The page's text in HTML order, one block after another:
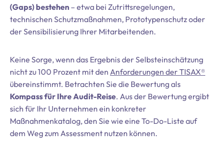
(Gaps) bestehen – etwa bei Zutrittsregelungen,
technischen Schutzmaßnahmen, Prototypenschutz oder
der Sensibilisierung Ihrer Mitarbeitenden.
Keine Sorge, wenn das Ergebnis der Selbsteinschätzung
nicht zu 100 Prozent mit den Anforderungen der TISAX®
übereinstimmt. Betrachten Sie die Bewertung als
Kompass für Ihre Audit-Reise. Aus der Bewertung ergibt
sich für Ihr Unternehmen ein konkreter
Maßnahmenkatalog, den Sie wie eine To-Do-Liste auf
dem Weg zum Assessment nutzen können.